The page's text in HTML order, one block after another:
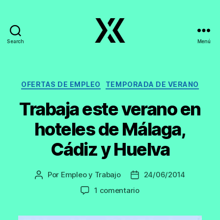
Search Menú
Categorías
OFERTAS DE EMPLEO TEMPORADA DE VERANO
Trabaja este verano en
hoteles de Málaga,
Cádiz y Huelva
Autor
Por Empleo y Trabajo
Fecha
de
24/06/2014
1 comentarioen